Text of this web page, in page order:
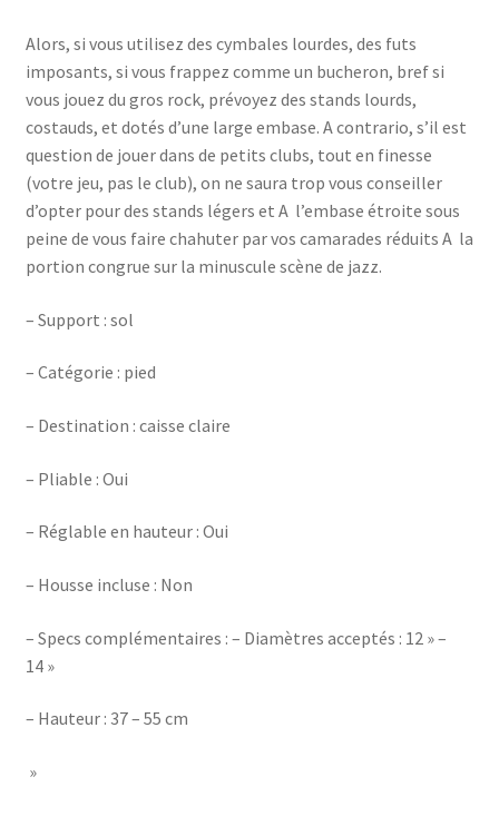
Alors, si vous utilisez des cymbales lourdes, des futs
imposants, si vous frappez comme un bucheron, bref si
vous jouez du gros rock, prévoyez des stands lourds,
costauds, et dotés d’une large embase. A contrario, s’il est
question de jouer dans de petits clubs, tout en finesse
(votre jeu, pas le club), on ne saura trop vous conseiller
d’opter pour des stands légers et A l’embase étroite sous
peine de vous faire chahuter par vos camarades réduits A la
portion congrue sur la minuscule scène de jazz.
– Support : sol
– Catégorie : pied
– Destination : caisse claire
– Pliable : Oui
– Réglable en hauteur : Oui
– Housse incluse : Non
– Specs complémentaires : – Diamètres acceptés : 12 » –
14 »
– Hauteur : 37 – 55 cm
»